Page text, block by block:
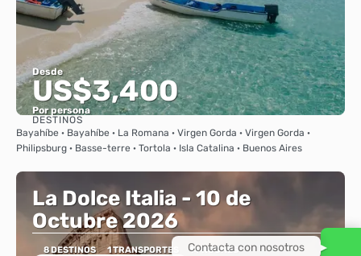
Desde
US$3,400
Por persona
Ver
DESTINOS
Bayahíbe · Bayahíbe · La Romana · Virgen Gorda · Virgen Gorda ·
Philipsburg · Basse-terre · Tortola · Isla Catalina · Buenos Aires
La Dolce Italia - 10 de
Octubre 2026
8 DESTINOS 1 TRANSPORTES 14 NOCHES
Contacta con nosotros